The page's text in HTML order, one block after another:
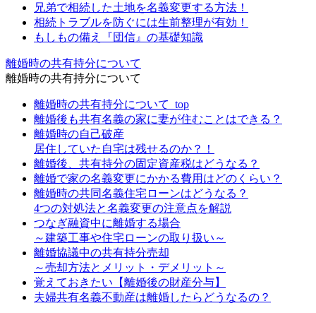
兄弟で相続した土地を名義変更する方法！
相続トラブルを防ぐには生前整理が有効！
もしもの備え『団信』の基礎知識
離婚時の共有持分について
離婚時の共有持分について
離婚時の共有持分について_top
離婚後も共有名義の家に妻が住むことはできる？
離婚時の自己破産
居住していた自宅は残せるのか？！
離婚後、共有持分の固定資産税はどうなる？
離婚で家の名義変更にかかる費用はどのくらい？
離婚時の共同名義住宅ローンはどうなる？
4つの対処法と名義変更の注意点を解説
つなぎ融資中に離婚する場合
～建築工事や住宅ローンの取り扱い～
離婚協議中の共有持分売却
～売却方法とメリット・デメリット～
覚えておきたい【離婚後の財産分与】
夫婦共有名義不動産は離婚したらどうなるの？